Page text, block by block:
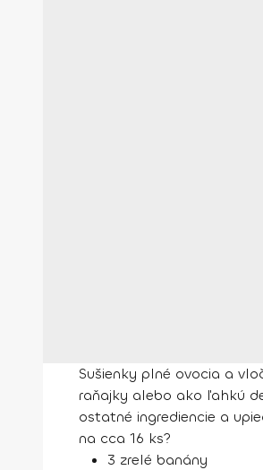
Sušienky plné ovocia a
raňajky alebo ako ľahkú
ostatné ingrediencie a
na cca 16 ks?
3 zrelé banány